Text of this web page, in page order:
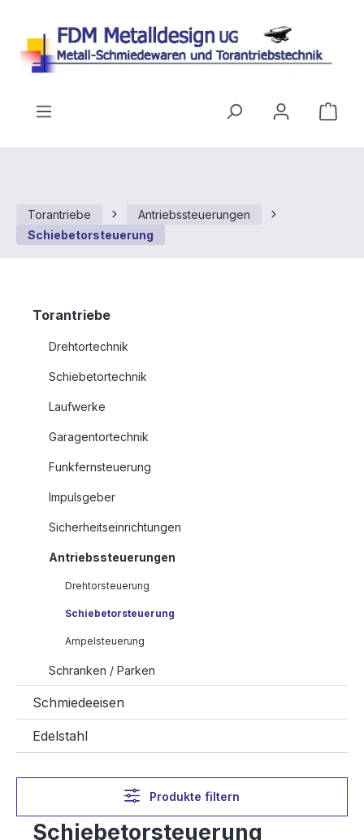
Torantriebe
Antriebssteuerungen
Schiebetorsteuerung
Torantriebe
Drehtortechnik
Schiebetortechnik
Laufwerke
Garagentortechnik
Funkfernsteuerung
Impulsgeber
Sicherheitseinrichtungen
Antriebssteuerungen
Drehtorsteuerung
Schiebetorsteuerung
Ampelsteuerung
Schranken / Parken
Schmiedeeisen
Edelstahl
Produkte filtern
Schiebetorsteuerung